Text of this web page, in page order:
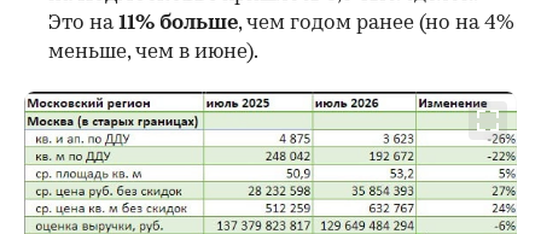
Это на11% больше, чем годом ранее (но на 4%
меньше, чем в июне).